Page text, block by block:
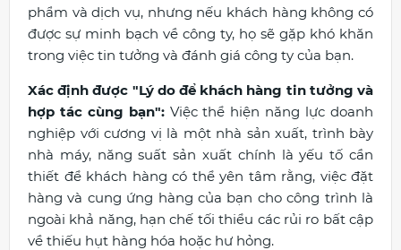
phẩm và dịch vụ, nhưng nếu khách hàng không có
được sự minh bạch về công ty, họ sẽ gặp khó khăn
trong việc tin tưởng và đánh giá công ty của bạn.
Xác định được "Lý do để khách hàng tin tưởng và
hợp tác cùng bạn": Việc thể hiện năng lực doanh
nghiệp với cương vị là một nhà sản xuất, trình bày
nhà máy, năng suất sản xuất chính là yếu tố cần
thiết để khách hàng có thể yên tâm rằng, việc đặt
hàng và cung ứng hàng của bạn cho công trình là
ngoài khả năng, hạn chế tối thiểu các rủi ro bất cập
về thiếu hụt hàng hóa hoặc hư hỏng.